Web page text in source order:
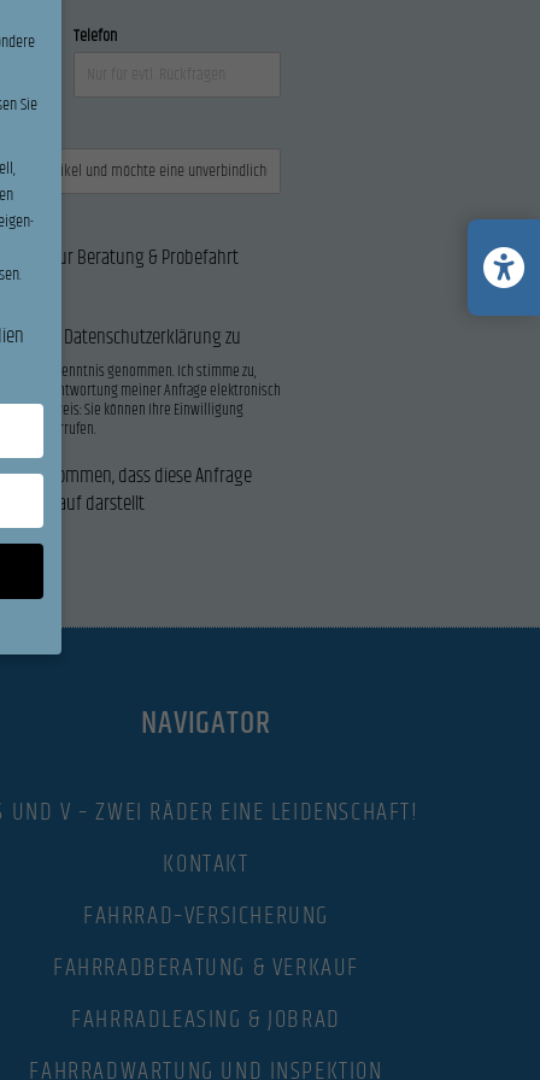
Telefon
zur Beratung & Probefahrt
Datenschutzerklärung zu
zur Kenntnis genommen. Ich stimme zu,
zur Beantwortung meiner Anfrage elektronisch
Hinweis: Sie können Ihre Einwilligung
widerrufen.
genommen, dass diese Anfrage
Kauf darstellt
NAVIGATOR
UND V – ZWEI RÄDER EINE LEIDENSCHAFT!
KONTAKT
FAHRRAD–VERSICHERUNG
FAHRRADBERATUNG & VERKAUF
FAHRRADLEASING & JOBRAD
FAHRRADWARTUNG UND INSPEKTION
Sie
Sie